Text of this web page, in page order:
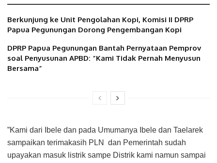
Berkunjung ke Unit Pengolahan Kopi, Komisi II DPRP
Papua Pegunungan Dorong Pengembangan Kopi
DPRP Papua Pegunungan Bantah Pernyataan Pemprov
soal Penyusunan APBD: “Kami Tidak Pernah Menyusun
Bersama”
”Kami dari Ibele dan pada Umumanya Ibele dan Taelarek
sampaikan terimakasih PLN dan Pemerintah sudah
upayakan masuk listrik sampe Distrik kami namun sampai